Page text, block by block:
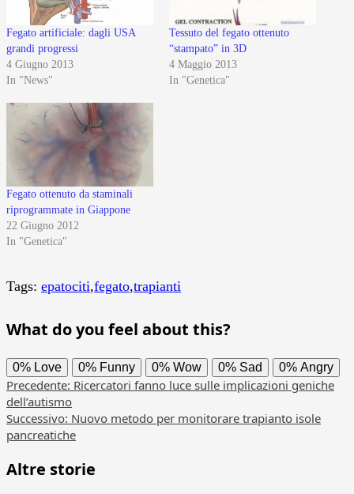
Fegato artificiale: dagli USA
grandi progressi
4 Giugno 2013
In "News"
Tessuto del fegato ottenuto
“stampato” in 3D
4 Maggio 2013
In "Genetica"
Fegato ottenuto da staminali
riprogrammate in Giappone
22 Giugno 2012
In "Genetica"
Tags: epatociti,fegato,trapianti
What do you feel about this?
0% Love 0% Funny 0% Wow 0% Sad 0% Angry
Navigazione
articolo
Precedente: Ricercatori fanno luce sulle implicazioni geniche
dell’autismo
Successivo: Nuovo metodo per monitorare trapianto isole
pancreatiche
Altre storie